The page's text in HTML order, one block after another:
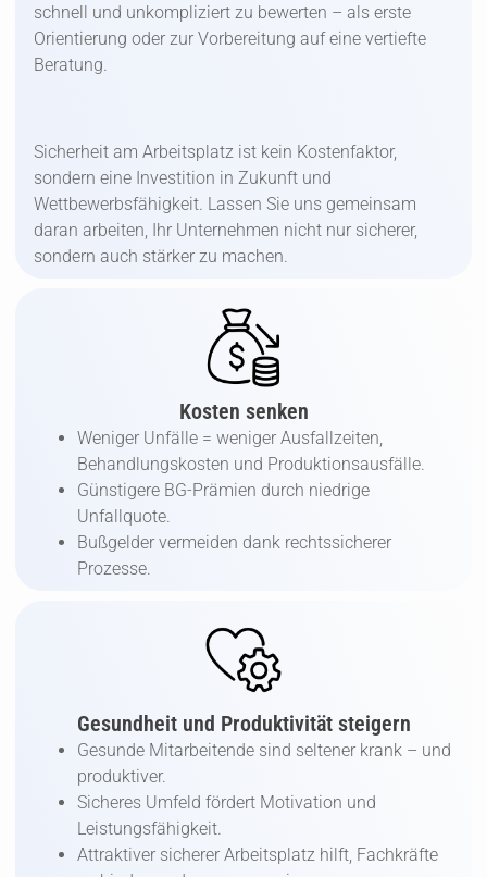
schnell und unkompliziert zu bewerten – als erste
Orientierung oder zur Vorbereitung auf eine vertiefte
Beratung.
Sicherheit am Arbeitsplatz ist kein Kostenfaktor,
sondern eine Investition in Zukunft und
Wettbewerbsfähigkeit. Lassen Sie uns gemeinsam
daran arbeiten, Ihr Unternehmen nicht nur sicherer,
sondern auch stärker zu machen.
Kosten senken
Weniger Unfälle = weniger Ausfallzeiten,
Behandlungskosten und Produktionsausfälle.
Günstigere BG-Prämien durch niedrige
Unfallquote.
Bußgelder vermeiden dank rechtssicherer
Prozesse.
Gesundheit und Produktivität steigern
Gesunde Mitarbeitende sind seltener krank – und
produktiver.
Sicheres Umfeld fördert Motivation und
Leistungsfähigkeit.
Attraktiver sicherer Arbeitsplatz hilft, Fachkräfte